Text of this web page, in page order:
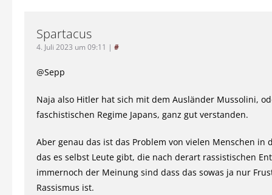
Spartacus
4. Juli 2023 um 09:11 | #
@Sepp
Naja also Hitler hat sich mit dem Ausländer Mussolini,
faschistischen Regime Japans, ganz gut verstanden.
Aber genau das ist das Problem von vielen Menschen in
das es selbst Leute gibt, die nach derart rassistischen
immernoch der Meinung sind dass das sowas ja nur
Rassismus ist.